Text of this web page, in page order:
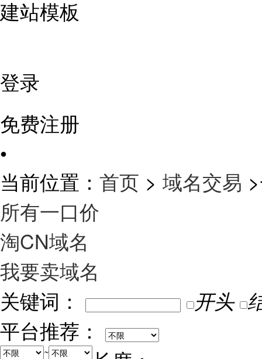
建站模板
登录
免费注册
•
当前位置： 首页 > 域名交易 >
所有一口价
淘CN域名
我要卖域名
关键词：
开头
平台推荐：
~